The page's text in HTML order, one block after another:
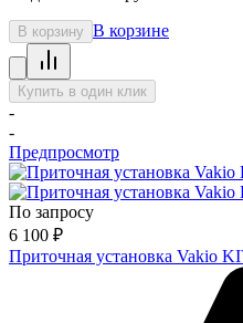
В корзину В корзине
Купить в один клик
-
-
Предпросмотр
По запросу
6 100 ₽
Приточная установка Vakio